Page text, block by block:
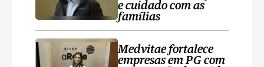
e cuidado com as
famílias
Medvitae fortalece
empresas em PG com